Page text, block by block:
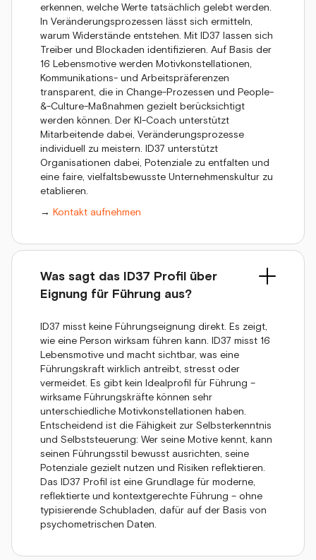
erkennen, welche Werte tatsächlich gelebt werden.
In Veränderungsprozessen lässt sich ermitteln,
warum Widerstände entstehen. Mit ID37 lassen sich
Treiber und Blockaden identifizieren. Auf Basis der
16 Lebensmotive werden Motivkonstellationen,
Kommunikations- und Arbeitspräferenzen
transparent, die in Change-Prozessen und People-
&-Culture-Maßnahmen gezielt berücksichtigt
werden können. Der KI-Coach unterstützt
Mitarbeitende dabei, Veränderungsprozesse
individuell zu meistern. ID37 unterstützt
Organisationen dabei, Potenziale zu entfalten und
eine faire, vielfaltsbewusste Unternehmenskultur zu
etablieren.
→ Kontakt aufnehmen
Was sagt das ID37 Profil über
Eignung für Führung aus?
ID37 misst keine Führungseignung direkt. Es zeigt,
wie eine Person wirksam führen kann. ID37 misst 16
Lebensmotive und macht sichtbar, was eine
Führungskraft wirklich antreibt, stresst oder
vermeidet. Es gibt kein Idealprofil für Führung –
wirksame Führungskräfte können sehr
unterschiedliche Motivkonstellationen haben.
Entscheidend ist die Fähigkeit zur Selbsterkenntnis
und Selbststeuerung: Wer seine Motive kennt, kann
seinen Führungsstil bewusst ausrichten, seine
Potenziale gezielt nutzen und Risiken reflektieren.
Das ID37 Profil ist eine Grundlage für moderne,
reflektierte und kontextgerechte Führung – ohne
typisierende Schubladen, dafür auf der Basis von
psychometrischen Daten.